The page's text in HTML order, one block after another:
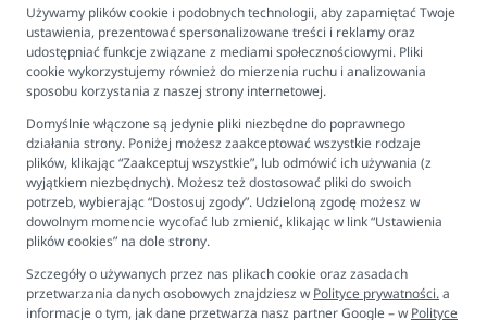
Program lojalnościowy
FAQ - najczęściej zadawane pytania
Newsletter
Ustawienia plików cookies
Biuro obsługi klienta
Pon. - Pt. 9:00 - 16:00
Używamy plików cookie i podobnych technologii, aby zapamiętać Twoje
ustawienia, prezentować spersonalizowane treści i reklamy oraz
udostępniać funkcje związane z mediami społecznościowymi. Pliki
cookie wykorzystujemy również do mierzenia ruchu i analizowania
sposobu korzystania z naszej strony internetowej.
Domyślnie włączone są jedynie pliki niezbędne do poprawnego
działania strony. Poniżej możesz zaakceptować wszystkie rodzaje
plików, klikając “Zaakceptuj wszystkie”, lub odmówić ich używania (z
wyjątkiem niezbędnych). Możesz też dostosować pliki do swoich
potrzeb, wybierając “Dostosuj zgody”. Udzieloną zgodę możesz w
dowolnym momencie wycofać lub zmienić, klikając w link “Ustawienia
plików cookies” na dole strony.
Szczegóły o używanych przez nas plikach cookie oraz zasadach
przetwarzania danych osobowych znajdziesz w Polityce prywatności.a
informacje o tym, jak dane przetwarza nasz partner Google – w Polityce